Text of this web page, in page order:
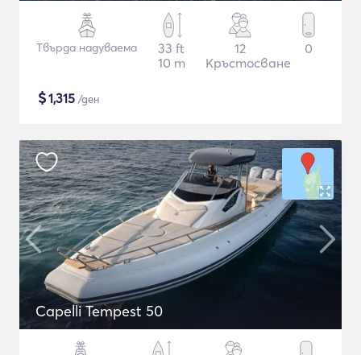
Твърда надуваема
33 ft
10 m
12
Кръстосване
0
$1,315 /ден
Capelli Tempest 50